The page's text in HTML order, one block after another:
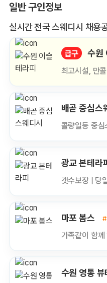
일반 구인정보
실시간 전국 스웨디시 채용
급구 수원
최고시설, 만
배곧 중심스
콜량일등 중심
광교 본테라
갯수보장 | 당
마포 봄스
가족같이 함
수원 영통 뷰